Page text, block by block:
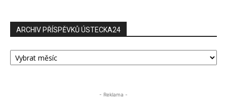
ARCHIV PŘÍSPĚVKŮ ÚSTECKA24
ARCHIV
PŘÍSPĚVKŮ
- Reklama -